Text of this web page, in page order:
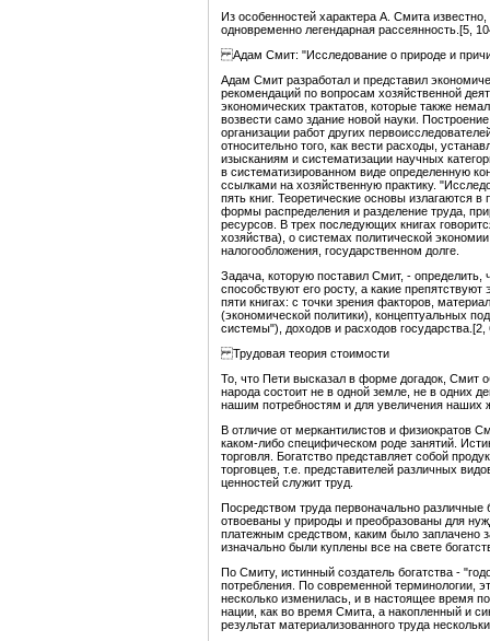
Из особенностей характера А. Смита
одновременно легендарная рассеянность.[5,
Адам Смит: "Исследование о природе и
Адам Смит разработал и представил
рекомендаций по вопросам хозяйственной
экономических трактатов, которые также
возвести само здание новой науки.
организации работ других
относительно того, как вести расходы,
изысканиям и систематизации научных
в систематизированном виде определенную
ссылками на хозяйственную практику.
пять книг. Теоретические основы излагаются
формы распределения и разделение труда,
ресурсов. В трех последующих книгах
хозяйства), о системах политической
налогообложения, государственном долге.
Задача, которую поставил Смит, - определить,
способствуют его росту, а какие
пяти книгах: с точки зрения факторов,
(экономической политики), концептуальных
системы"), доходов и расходов государства.[2,
Трудовая теория стоимости
То, что Пети высказал в форме догадок, Смит
народа состоит не в одной земле, не в одних
нашим потребностям и для увеличения наших
В отличие от меркантилистов и физиократов
каком-либо специфическом роде занятий.
торговля. Богатство представляет собой
торговцев, т.е. представителей различных
ценностей служит труд.
Посредством труда первоначально
отвоеваны у природы и преобразованы для
платежным средством, каким было заплачено
изначально были куплены все на свете
По Смиту, истинный создатель богатства -
потребления. По современной терминологии,
несколько изменилась, и в настоящее время
нации, как во время Смита, а накопленный и
результат материализованного труда